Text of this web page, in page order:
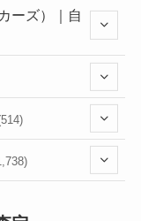
(352)
ーズ）｜自